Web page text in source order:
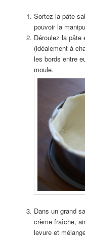
Sortez la pâte
pouvoir la
Déroulez la pâte
(idéalement à
les bords entre
moule.
Dans un grand
crème fraîche,
levure et